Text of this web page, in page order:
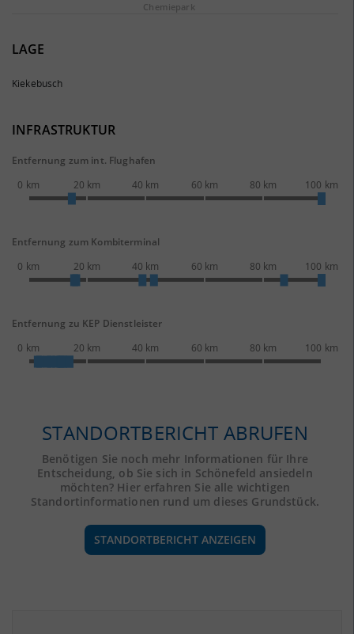
Chemie­park
LAGE
Kiekebusch
INFRASTRUKTUR
Entfernung zum int. Flughafen
0 km
20 km 40 km 60 km 80 km 100 km
Entfernung zum Kombiterminal
0 km
20 km 40 km 60 km 80 km 100 km
Entfernung zu KEP Dienstleister
0 km
20 km 40 km 60 km 80 km 100 km
STANDORTBERICHT ABRUFEN
Benötigen Sie noch mehr Informationen für Ihre
Entscheidung, ob Sie sich in Schönefeld ansiedeln
möchten? Hier erfahren Sie alle wichtigen
Standortinformationen rund um dieses Grundstück.
STANDORTBERICHT ANZEIGEN